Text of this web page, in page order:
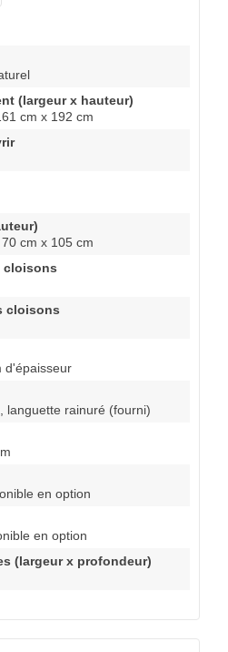
(largeur x hauteur)
cm x 192 cm
cm x 105 cm
cloisons
cloisons
d'épaisseur
languette rainuré (fourni)
en option
en option
(largeur x profondeur)